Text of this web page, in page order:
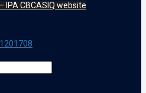
IPA CBCASIQ website